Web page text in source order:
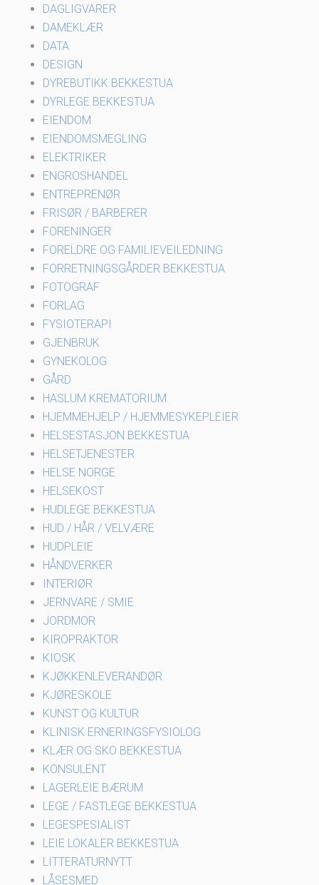
DAGLIGVARER
DAMEKLÆR
DATA
DESIGN
DYREBUTIKK BEKKESTUA
DYRLEGE BEKKESTUA
EIENDOM
EIENDOMSMEGLING
ELEKTRIKER
ENGROSHANDEL
ENTREPRENØR
FRISØR / BARBERER
FORENINGER
FORELDRE OG FAMILIEVEILEDNING
FORRETNINGSGÅRDER BEKKESTUA
FOTOGRAF
FORLAG
FYSIOTERAPI
GJENBRUK
GYNEKOLOG
GÅRD
HASLUM KREMATORIUM
HJEMMEHJELP / HJEMMESYKEPLEIER
HELSESTASJON BEKKESTUA
HELSETJENESTER
HELSE NORGE
HELSEKOST
HUDLEGE BEKKESTUA
HUD / HÅR / VELVÆRE
HUDPLEIE
HÅNDVERKER
INTERIØR
JERNVARE / SMIE
JORDMOR
KIROPRAKTOR
KIOSK
KJØKKENLEVERANDØR
KJØRESKOLE
KUNST OG KULTUR
KLINISK ERNERINGSFYSIOLOG
KLÆR OG SKO BEKKESTUA
KONSULENT
LAGERLEIE BÆRUM
LEGE / FASTLEGE BEKKESTUA
LEGESPESIALIST
LEIE LOKALER BEKKESTUA
LITTERATURNYTT
LÅSESMED